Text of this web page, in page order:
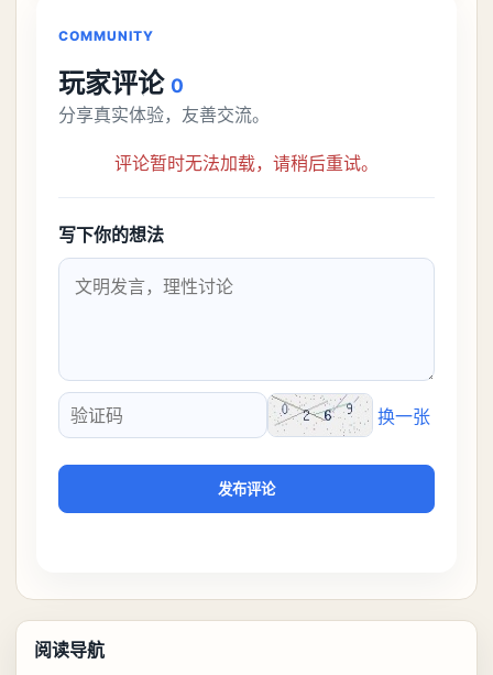
COMMUNITY
玩家评论 0
分享真实体验，友善交流。
评论暂时无法加载，请稍后重试。
写下你的想法
验证码
换一张
发布评论
阅读导航